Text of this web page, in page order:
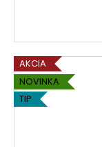
AKCIA
NOVINKA
TIP